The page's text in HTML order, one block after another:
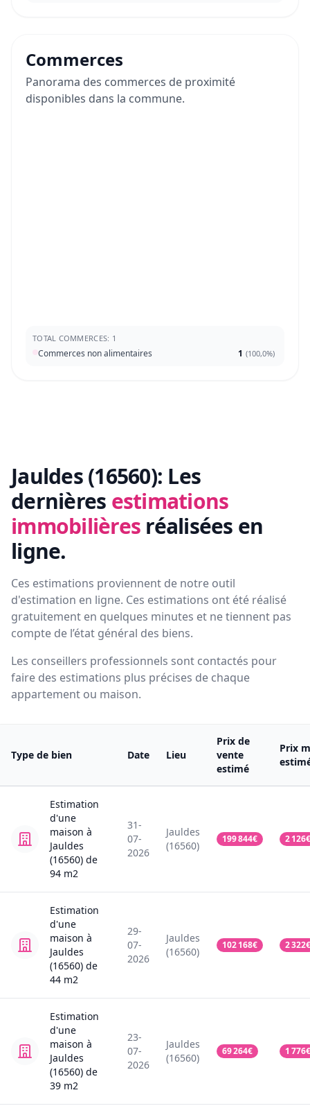
Commerces
Panorama des commerces de proximité
disponibles dans la commune.
TOTAL COMMERCES: 1
Commerces non alimentaires 1 (100,0%)
Jauldes (16560): Les
dernières estimations
immobilières réalisées en
ligne.
Ces estimations proviennent de notre outil
d'estimation en ligne. Ces estimations ont été réalisé
gratuitement en quelques minutes et ne tiennent pas
compte de l’état général des biens.
Les conseillers professionnels sont contactés pour
faire des estimations plus précises de chaque
appartement ou maison.
Type de bien Date Lieu
Prix de
vente
estimé
Prix
Estimation
d'une
maison à
Jauldes
(16560) de
94 m2
31-
07-
2026
Jauldes
(16560)
199 844€ 2 126€
Estimation
d'une
maison à
Jauldes
(16560) de
44 m2
29-
07-
2026
Jauldes
(16560)
102 168€ 2 322€
Estimation
d'une
maison à
Jauldes
(16560) de
39 m2
23-
07-
2026
Jauldes
(16560)
69 264€ 1 776€